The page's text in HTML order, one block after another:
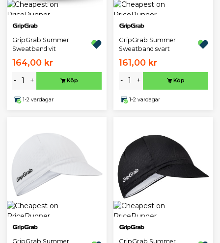
GripGrab Summer
Sweatband vit
164,00 kr
- + Köp
1-2 vardagar
GripGrab Summer
Sweatband svart
161,00 kr
- + Köp
1-2 vardagar
GripGrab Summer
GripGrab Summer